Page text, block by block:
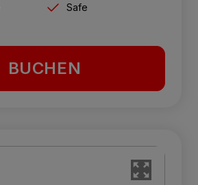
Safe
BUCHEN